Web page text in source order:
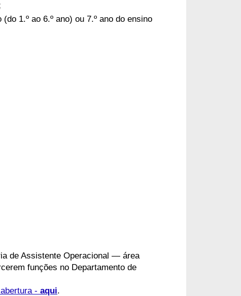
1.º ao 6.º ano) ou 7.º ano do ensino
de Assistente Operacional — área
funções no Departamento de
- aqui.